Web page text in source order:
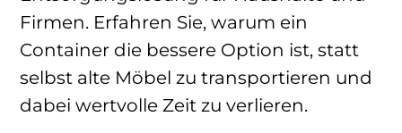
Firmen. Erfahren Sie, warum ein
Container die bessere Option ist, statt
selbst alte Möbel zu transportieren und
dabei wertvolle Zeit zu verlieren.